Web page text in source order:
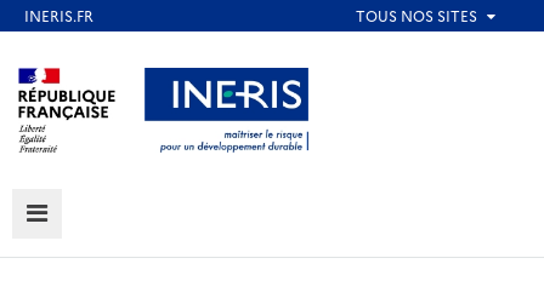
au
contenu
principal
Aller au contenu Aller au menu
Aller au pied de page
MENU